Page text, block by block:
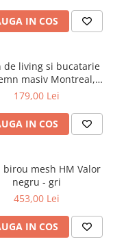
IN COS
de living si bucatarie
masiv Montreal,
stofa,100 kg,
179,00 Lei
IN COS
birou mesh HM Valor
negru - gri
453,00 Lei
IN COS